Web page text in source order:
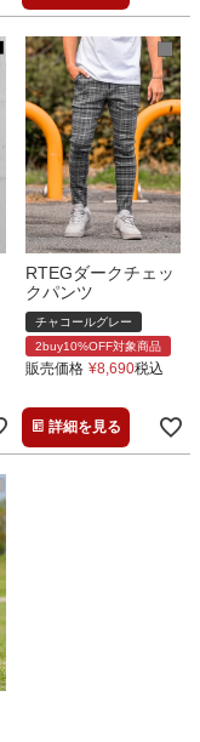
RTEGダークチェッ
クパンツ
チャコールグレー
2buy10%OFF対象商品
販売価格 ¥8,690税込
詳細を見る